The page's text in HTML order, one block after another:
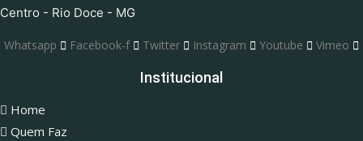
Centro - Rio Doce - MG
Whatsapp Facebook-f Twitter Instagram Youtube Vimeo
Institucional
Home
Quem Faz